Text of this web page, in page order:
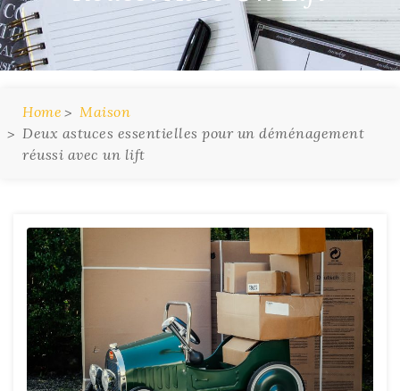
Home
Maison
Deux astuces essentielles pour un déménagement
réussi avec un lift